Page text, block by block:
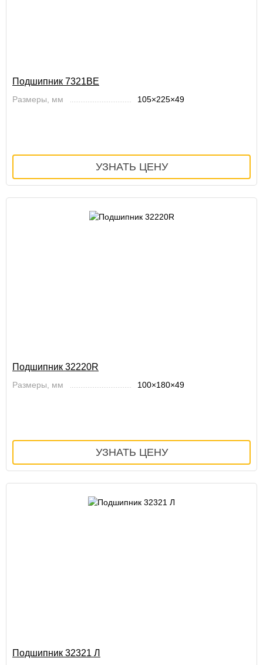
Подшипник 7321BE
Размеры, мм 105×225×49
Подшипник 32220R
Размеры, мм 100×180×49
Подшипник 32321 Л